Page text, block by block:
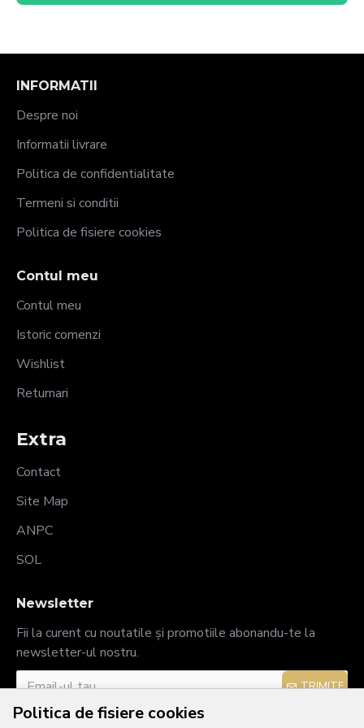
INFORMATII
Despre noi
Informatii livrare
Politica de confidentialitate
Termeni si conditii
Politica de fisiere cookies
Contul meu
Contul meu
Istoric comenzi
Wishlist
Returnari
Extra
Contact
Site Map
ANPC
SOL
Newsletter
Fii la curent cu noutatile și promotiile abonandu-te la
newsletter-ul nostru.
TRIMITE
Politica de fisiere cookies